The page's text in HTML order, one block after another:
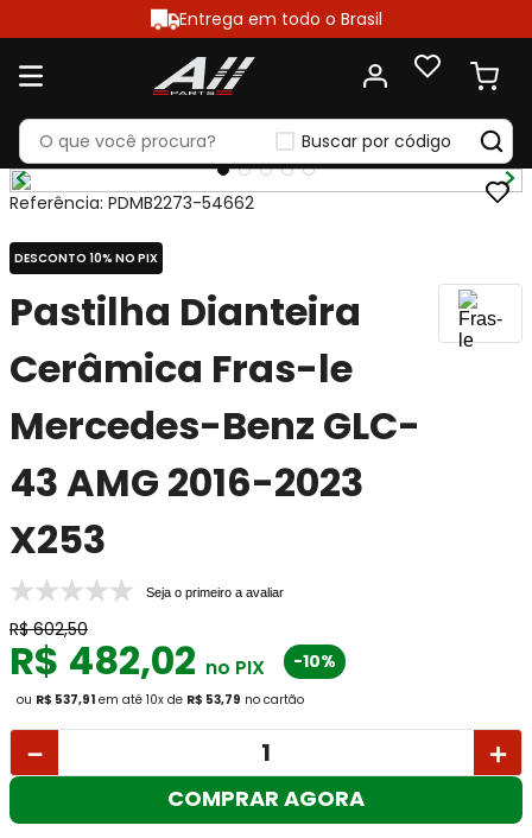
Entrega em todo o Brasil
Buscar por código
Referência: PDMB2273-54662
DESCONTO 10% NO PIX
Pastilha Dianteira
Cerâmica Fras-le
Mercedes-Benz GLC-
43 AMG 2016-2023
X253
Seja o primeiro a avaliar
R$ 602,50
R$ 482,02 no PIX -10%
ou R$ 537,91 em até 10x de R$ 53,79 no cartão
＋
－
COMPRAR AGORA